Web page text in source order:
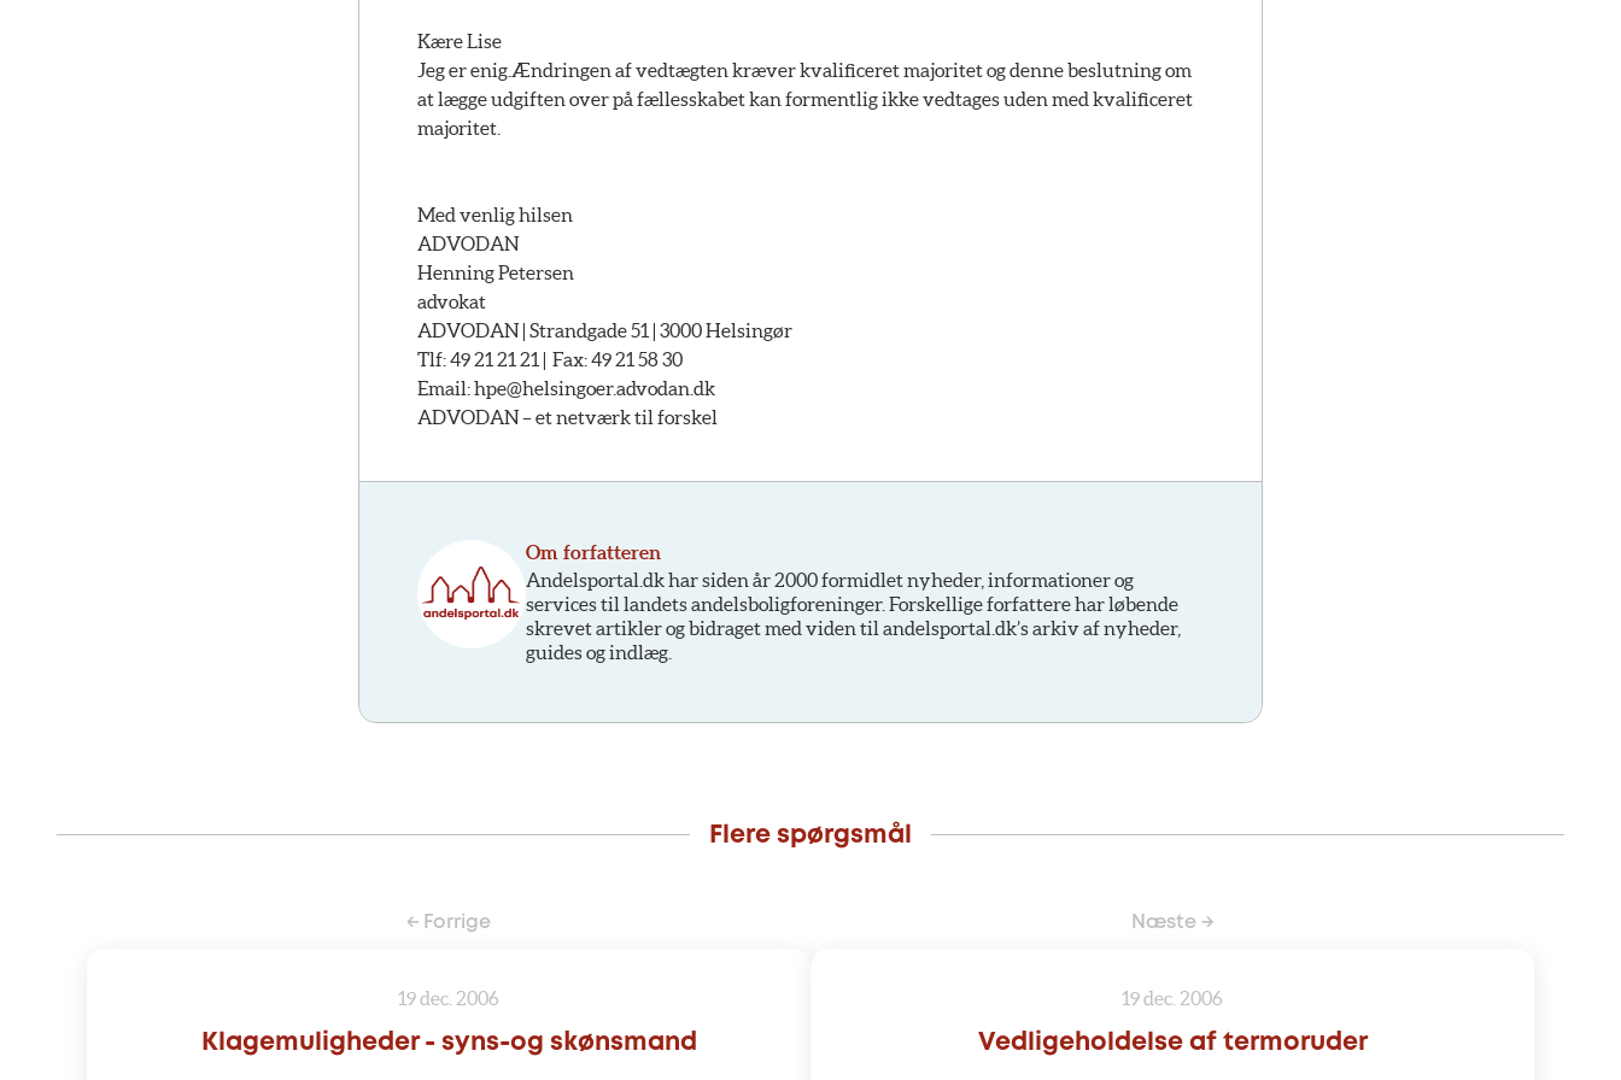
Kære Lise
Jeg er enig.Ændringen af vedtægten kræver kvalificeret majoritet og denne beslutning om
at lægge udgiften over på fællesskabet kan formentlig ikke vedtages uden med kvalificeret
majoritet.
Med venlig hilsen
ADVODAN
Henning Petersen
advokat
ADVODAN | Strandgade 51 | 3000 Helsingør
Tlf: 49 21 21 21 | Fax: 49 21 58 30
Email:hpe@helsingoer.advodan.dk
ADVODAN – et netværk til forskel
Om forfatteren
Andelsportal.dk har siden år 2000 formidlet nyheder, informationer og
services til landets andelsboligforeninger. Forskellige forfattere har løbende
skrevet artikler og bidraget med viden til andelsportal.dk’s arkiv af nyheder,
guides og indlæg.
Flere spørgsmål
← Forrige
19 dec. 2006
Klagemuligheder - syns-og skønsmand
Næste →
19 dec. 2006
Vedligeholdelse af termoruder